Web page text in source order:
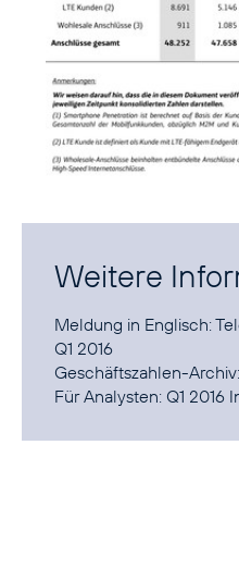
Weitere
Meldung in Englisch:
Q1 2016
Geschäftszahlen-Archiv:
Für Analysten: Q1 2016